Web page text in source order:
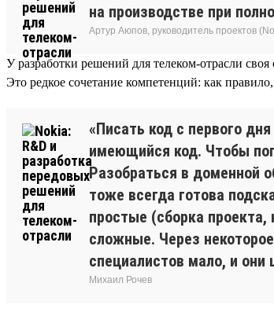
на производстве при
Артур Аюпов, руководитель проектов
У разработки решений для телеком-отрасли
Это редкое сочетание компетенций: как
«Писать код с первого
имеющийся код. Чтобы
Разобраться в доменной
тоже всегда готова
простые (сборка
сложные. Через
специалистов мало, и они
Михаил Рочев